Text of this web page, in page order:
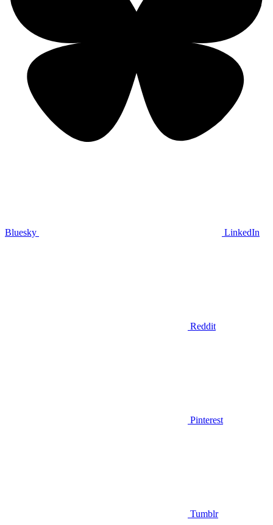
Bluesky LinkedIn
Reddit
Pinterest
Tumblr